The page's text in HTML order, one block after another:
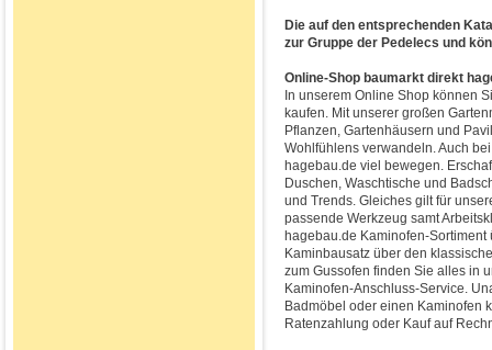
Die auf den entsprechenden
zur Gruppe der Pedelecs und
Online-Shop baumarkt direkt
In unserem Online Shop können
kaufen. Mit unserer großen
Pflanzen, Gartenhäusern und
Wohlfühlens verwandeln. Auch
hagebau.de viel bewegen.
Duschen, Waschtische und
und Trends. Gleiches gilt für
passende Werkzeug samt
hagebau.de Kaminofen-
Kaminbausatz über den
zum Gussofen finden Sie alles in
Kaminofen-Anschluss-Service.
Badmöbel oder einen Kaminofen
Ratenzahlung oder Kauf auf